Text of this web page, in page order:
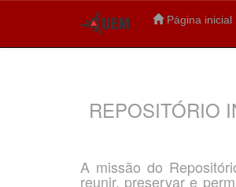
Página inicial
REPOSITÓRIO
A missão do
reunir, preservar e